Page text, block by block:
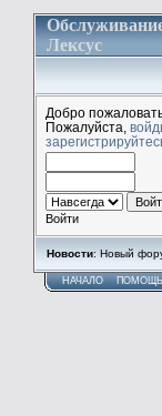
Лексус
Добро
Пожалуйста,
Войти
Новости: Новый
НАЧАЛО ПОМОЩЬ